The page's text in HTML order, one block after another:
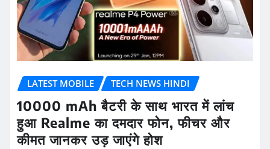
LATEST MOBILE TECH NEWS HINDI
10000 mAh बैटरी के साथ भारत में लांच
हुआ Realme का दमदार फोन, फीचर और
कीमत जानकर उड़ जाएंगे होश